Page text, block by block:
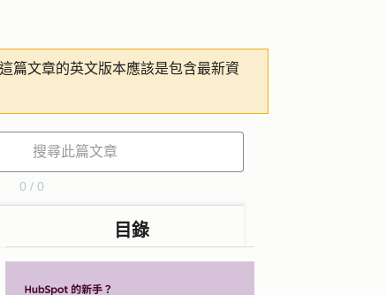
篇文章的英文版本應該是包含最新資
0 / 0
目錄